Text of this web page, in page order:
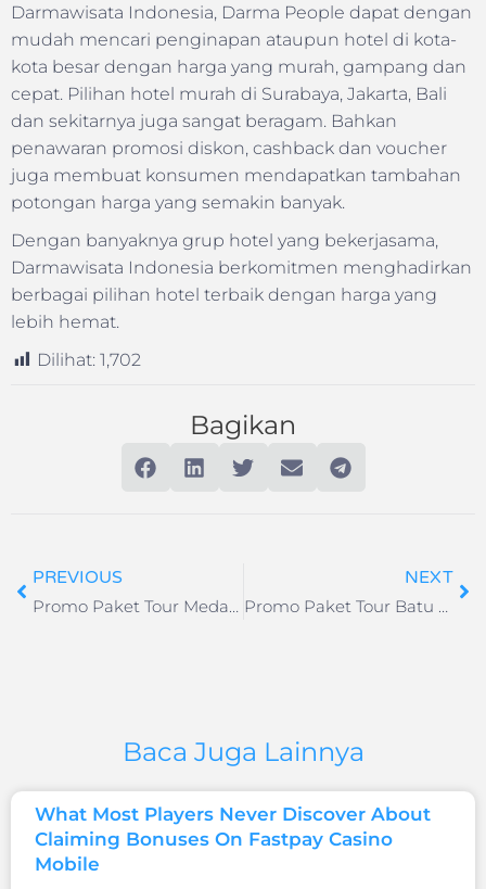
Darmawisata Indonesia, Darma People dapat dengan
mudah mencari penginapan ataupun hotel di kota-
kota besar dengan harga yang murah, gampang dan
cepat. Pilihan hotel murah di Surabaya, Jakarta, Bali
dan sekitarnya juga sangat beragam. Bahkan
penawaran promosi diskon, cashback dan voucher
juga membuat konsumen mendapatkan tambahan
potongan harga yang semakin banyak.
Dengan banyaknya grup hotel yang bekerjasama,
Darmawisata Indonesia berkomitmen menghadirkan
berbagai pilihan hotel terbaik dengan harga yang
lebih hemat.
Dilihat: 1,702
Bagikan
PREVIOUS
Promo Paket Tour Medan Free n Easy 3 Hari 2 Malam
NEXT
Promo Paket Tour Batu Free n Easy 3 Hari 2 Malam
Baca Juga Lainnya
What Most Players Never Discover About
Claiming Bonuses On Fastpay Casino
Mobile